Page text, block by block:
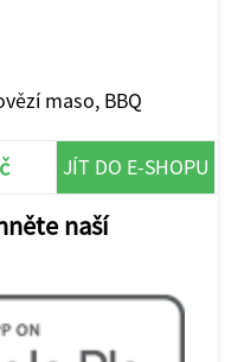
maso, BBQ
JÍT DO E-SHOPU
naší